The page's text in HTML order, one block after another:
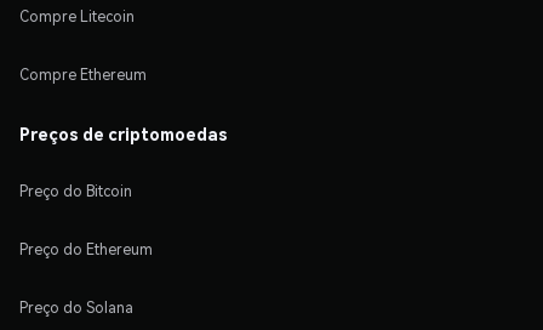
Compre Litecoin
Compre Ethereum
Preços de criptomoedas
Preço do Bitcoin
Preço do Ethereum
Preço do Solana